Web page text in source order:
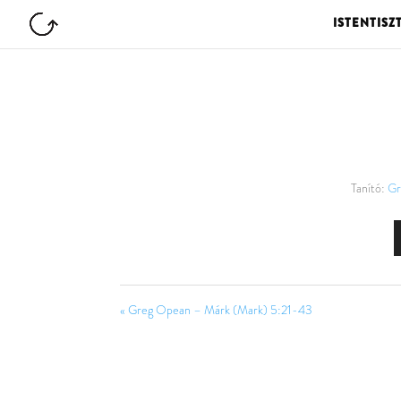
Tanító:
« Greg Opean – Márk (Mark) 5:21-43